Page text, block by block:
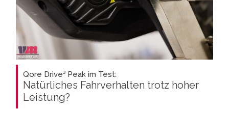
Qore Drive³ Peak im Test:
Natürliches Fahrverhalten trotz hoher
Leistung?